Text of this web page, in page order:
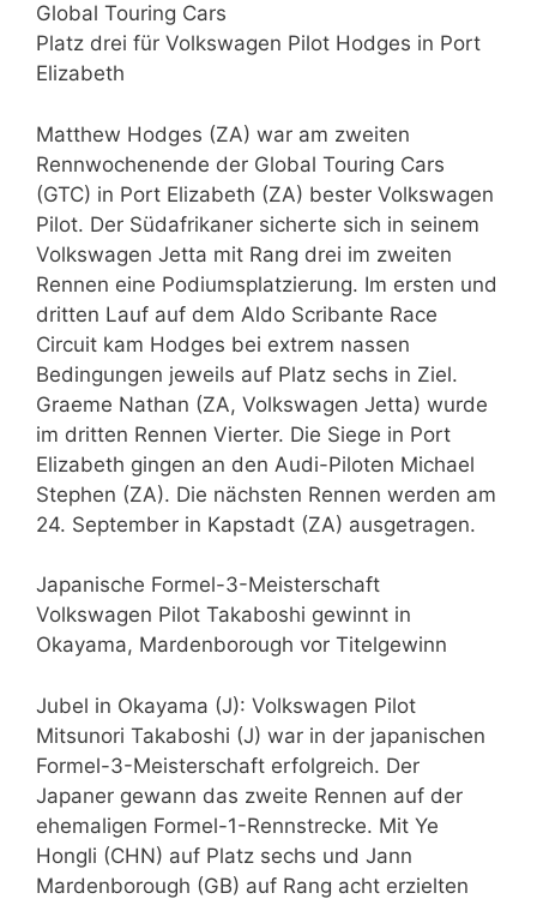
Global Touring Cars
Platz drei für Volkswagen Pilot Hodges in Port
Elizabeth
Matthew Hodges (ZA) war am zweiten
Rennwochenende der Global Touring Cars
(GTC) in Port Elizabeth (ZA) bester Volkswagen
Pilot. Der Südafrikaner sicherte sich in seinem
Volkswagen Jetta mit Rang drei im zweiten
Rennen eine Podiumsplatzierung. Im ersten und
dritten Lauf auf dem Aldo Scribante Race
Circuit kam Hodges bei extrem nassen
Bedingungen jeweils auf Platz sechs in Ziel.
Graeme Nathan (ZA, Volkswagen Jetta) wurde
im dritten Rennen Vierter. Die Siege in Port
Elizabeth gingen an den Audi-Piloten Michael
Stephen (ZA). Die nächsten Rennen werden am
24. September in Kapstadt (ZA) ausgetragen.
Japanische Formel-3-Meisterschaft
Volkswagen Pilot Takaboshi gewinnt in
Okayama, Mardenborough vor Titelgewinn
Jubel in Okayama (J): Volkswagen Pilot
Mitsunori Takaboshi (J) war in der japanischen
Formel-3-Meisterschaft erfolgreich. Der
Japaner gewann das zweite Rennen auf der
ehemaligen Formel-1-Rennstrecke. Mit Ye
Hongli (CHN) auf Platz sechs und Jann
Mardenborough (GB) auf Rang acht erzielten